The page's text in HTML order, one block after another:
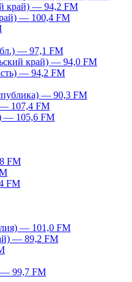
край) — 94,2 FM
— 100,4 FM
— 97,1 FM
край) — 94,0 FM
— 94,2 FM
— 90,3 FM
107,4 FM
— 105,6 FM
FM
FM
— 101,0 FM
— 89,2 FM
— 99,7 FM